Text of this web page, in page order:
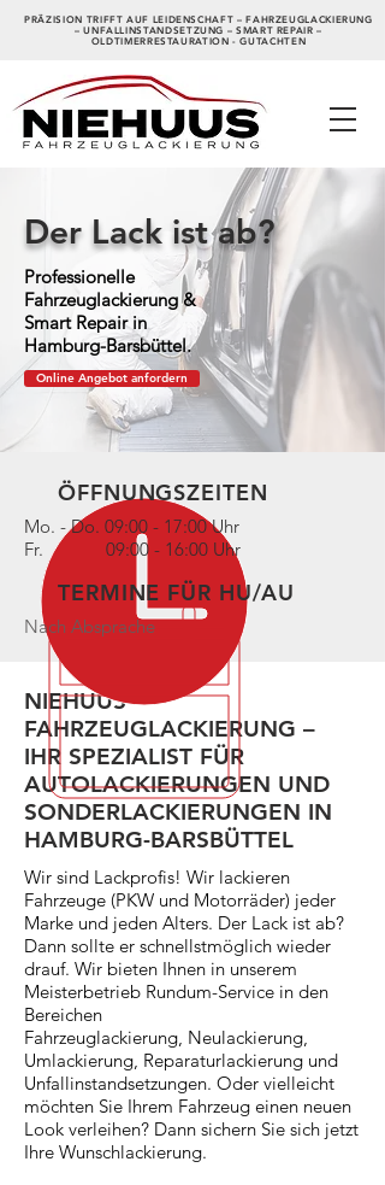
PRÄZISION TRIFFT AUF LEIDENSCHAFT – FAHRZEUGLACKIERUNG
– UNFALLINSTANDSETZUNG – SMART REPAIR –
OLDTIMERRESTAURATION - GUTACHTEN
Der Lack ist ab?
Professionelle
Fahrzeuglackierung &
Smart Repair in
Hamburg-Barsbüttel.
Online Angebot anfordern
NIEHUUS
FAHRZEUGLACKIERUNG –
IHR SPEZIALIST FÜR
AUTOLACKIERUNGEN UND
SONDERLACKIERUNGEN IN
HAMBURG-BARSBÜTTEL
Wir sind Lackprofis! Wir lackieren
Fahrzeuge (PKW und Motorräder) jeder
Marke und jeden Alters. Der Lack ist ab?
Dann sollte er schnellstmöglich wieder
drauf. Wir bieten Ihnen in unserem
Meisterbetrieb Rundum-Service in den
Bereichen
Fahrzeuglackierung, Neulackierung,
Umlackierung, Reparaturlackierung und
Unfallinstandsetzungen. Oder vielleicht
möchten Sie Ihrem Fahrzeug einen neuen
Look verleihen? Dann sichern Sie sich jetzt
Ihre Wunschlackierung.
ÖFFNUNGSZEITEN
Mo. - Do. 09:00 - 17:00 Uhr
Fr. 09:00 - 16:00 Uhr
TERMINE FÜR HU/AU
Nach Absprache